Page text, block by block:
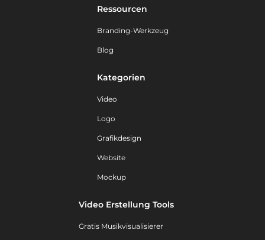
Ressourcen
Branding-Werkzeug
Blog
Kategorien
Video
Logo
Grafikdesign
Website
Mockup
Video Erstellung Tools
Gratis Musikvisualisierer